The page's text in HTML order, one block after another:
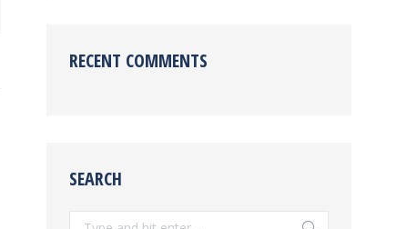
RECENT COMMENTS
SEARCH
Search: